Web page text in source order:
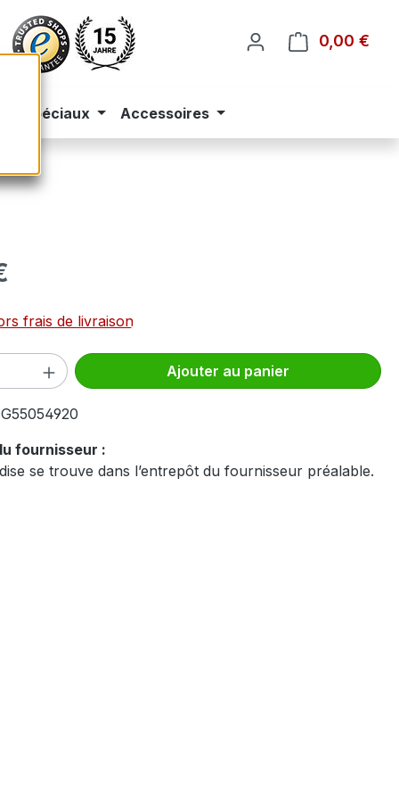
0,00 €
spéciaux Accessoires
:
frais de livraison
de produit : Entrez la quantité
Ajouter au panier
G55054920
fournisseur :
se trouve dans l’entrepôt du fournisseur préalable.